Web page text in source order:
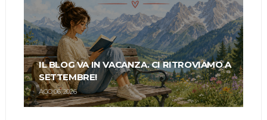
IL BLOG VA IN VACANZA. CI RITROVIAMO A
SETTEMBRE!
AGO 06, 2026